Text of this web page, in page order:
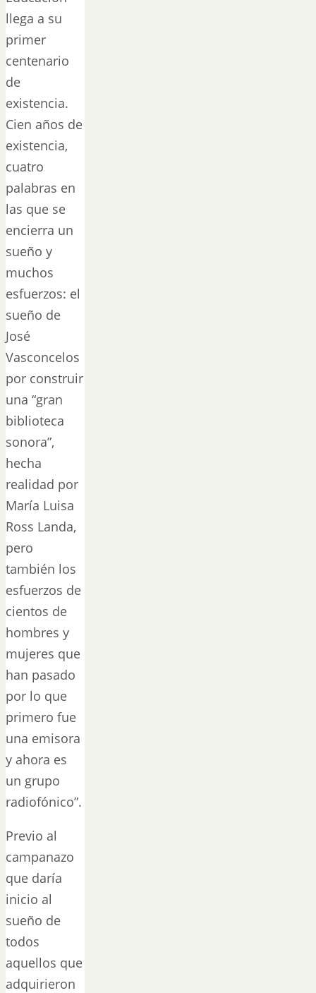
llega a su
primer
centenario
de
existencia.
Cien años de
existencia,
cuatro
palabras en
las que se
encierra un
sueño y
muchos
esfuerzos: el
sueño de
José
Vasconcelos
por construir
una “gran
biblioteca
sonora”,
hecha
realidad por
María Luisa
Ross Landa,
pero
también los
esfuerzos de
cientos de
hombres y
mujeres que
han pasado
por lo que
primero fue
una emisora
y ahora es
un grupo
radiofónico”.
Previo al
campanazo
que daría
inicio al
sueño de
todos
aquellos que
adquirieron